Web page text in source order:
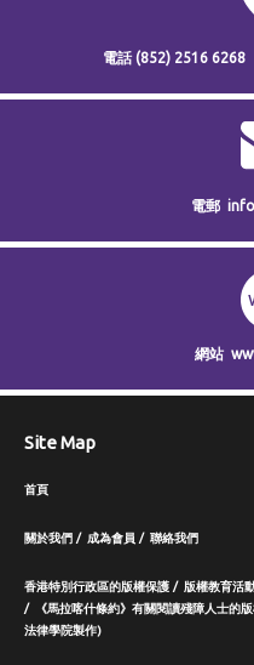
電話(852) 2516 6268
電郵
網站
Site Map
首頁
關於我們 成為會員 聯絡我們
香港特別行政區的版權保護 版權教育活
《馬拉喀什條約》有關閱讀殘障人士的
法律學院製作)